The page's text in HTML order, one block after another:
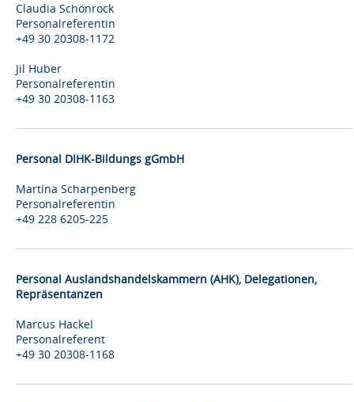
Claudia Schönrock
Personalreferentin
+49 30 20308-1172
Jil Huber
Personalreferentin
+49 30 20308-1163
Personal DIHK-Bildungs gGmbH
Martina Scharpenberg
Personalreferentin
+49 228 6205-225
Personal Auslandshandelskammern (AHK), Delegationen,
Repräsentanzen
Marcus Hackel
Personalreferent
+49 30 20308-1168